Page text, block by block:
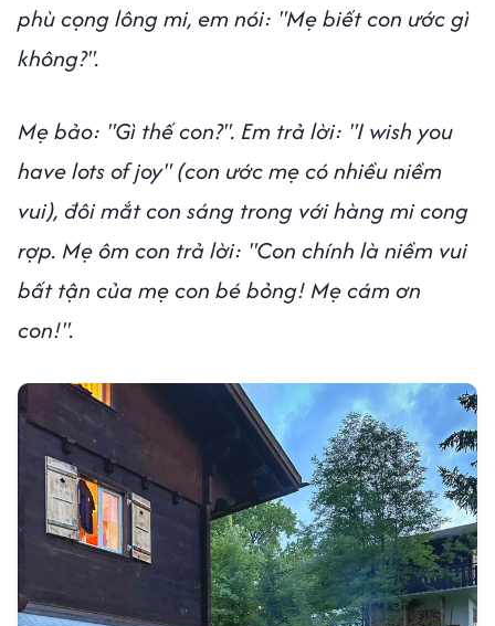
phù cọng lông mi, em nói: "Mẹ biết con ước gì
không?".
Mẹ bảo: "Gì thế con?". Em trả lời: "I wish you
have lots of joy" (con ước mẹ có nhiều niềm
vui), đôi mắt con sáng trong với hàng mi cong
rợp. Mẹ ôm con trả lời: "Con chính là niềm vui
bất tận của mẹ con bé bỏng! Mẹ cám ơn
con!".